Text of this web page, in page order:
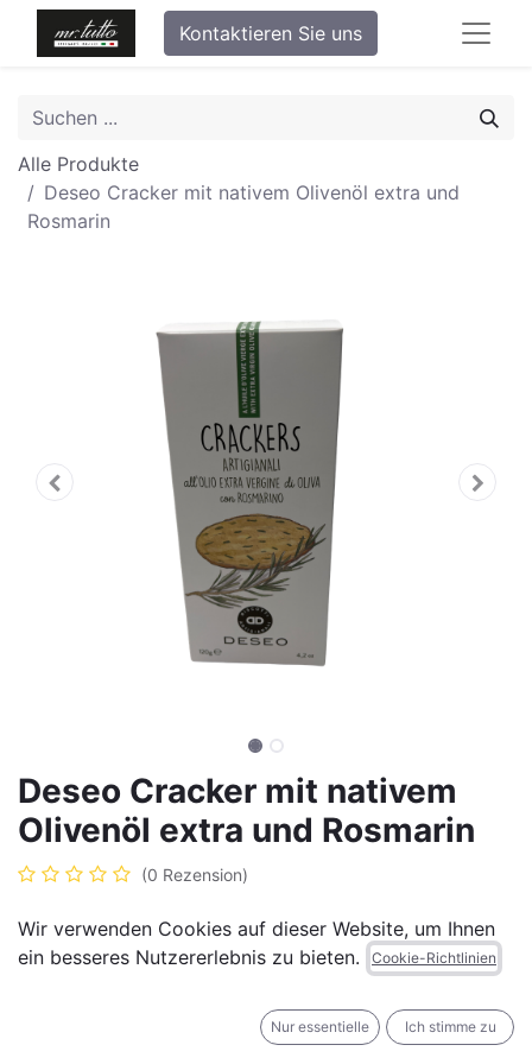
Kontaktieren Sie uns
Alle Produkte
Deseo Cracker mit nativem Olivenöl extra und
Rosmarin
Deseo Cracker mit nativem
Olivenöl extra und Rosmarin
(0 Rezension)
8,50 Alle Preise inkl. MwSt. zzgl. Versandkosten
Wir verwenden Cookies auf dieser Website, um Ihnen
ein besseres Nutzererlebnis zu bieten.
Cookie-Richtlinien
Nur essentielle Ich stimme zu